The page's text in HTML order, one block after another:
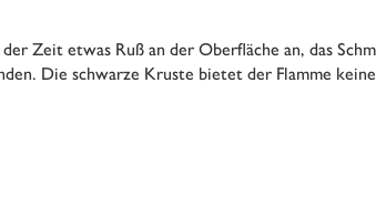
Zeit etwas Ruß an der Oberfläche an, das
Die schwarze Kruste bietet der Flamme